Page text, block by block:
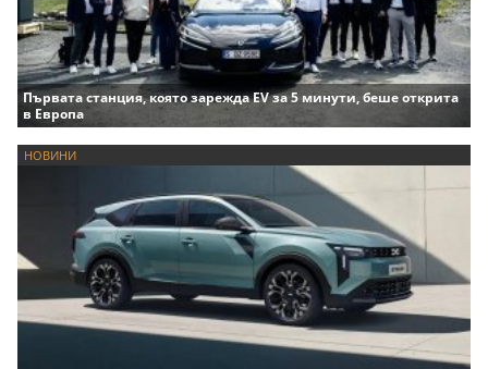
Първата станция, която зарежда EV за 5 минути, беше открита
в Европа
НОВИНИ